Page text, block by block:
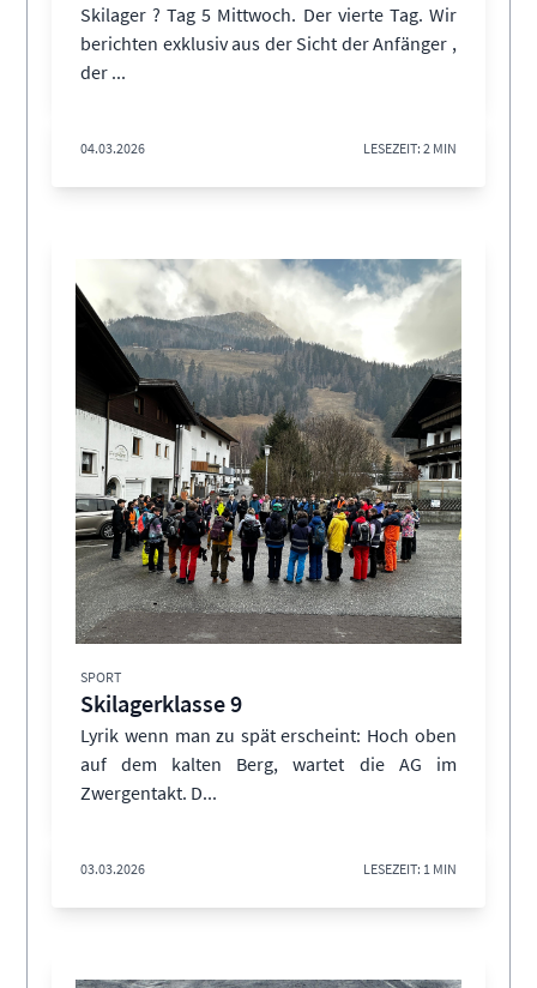
Skilager ? Tag 5 Mittwoch. Der vierte Tag. Wir
berichten exklusiv aus der Sicht der Anfänger ,
der ...
04.03.2026 LESEZEIT: 2 MIN
SPORT
Skilagerklasse 9
Lyrik wenn man zu spät erscheint: Hoch oben
auf dem kalten Berg, wartet die AG im
Zwergentakt. D...
03.03.2026 LESEZEIT: 1 MIN